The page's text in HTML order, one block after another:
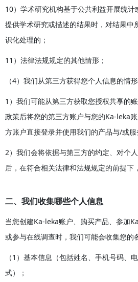
10）学术研究机构基于公共利益开展统
提供学术研究或描述的结果时，对结果中
识化处理的；
11）法律法规规定的其他情形；
（4）我们从第三方获得您个人信息的情形
1）我们可能从第三方获取您授权共享的
政策后将您的第三方账户与您的Ka-leka
方账户直接登录并使用我们的产品与/或服
2）我们会将依据与第三方的约定、对个
后，在符合相关法律和法规规定的前提下
二、我们收集哪些个人信息
当您创建Ka-leka账户、购买产品、参加
或参与在线调查时，我们可能会收集您的
（1）基本信息（包括姓名、手机号码、
式）；